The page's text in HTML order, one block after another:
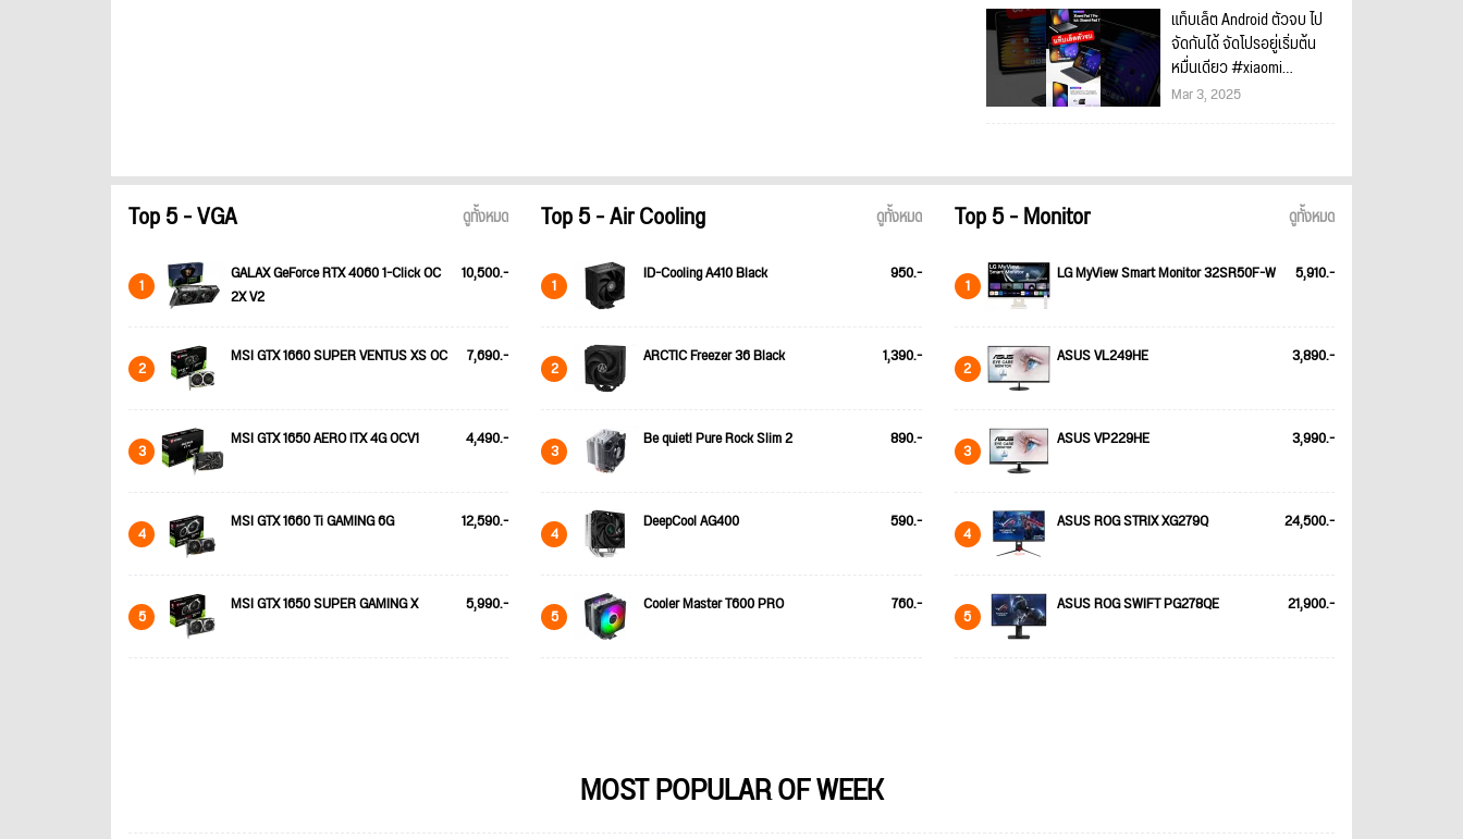
แท็บเล็ต Android ตัวจบ ไป
จัดกันได้ จัดโปรอยู่เริ่มต้น
หมื่นเดียว #xiaomi
#XiaomiPad7 #แท็บเล็ต
Mar 3, 2025
Top 5 - VGA ดูทั้งหมด
1
GALAX GeForce RTX 4060 1-Click OC
2X V2
10,500.-
2 MSI GTX 1660 SUPER VENTUS XS OC 7,690.-
3 MSI GTX 1650 AERO ITX 4G OCV1 4,490.-
4 MSI GTX 1660 Ti GAMING 6G 12,590.-
5 MSI GTX 1650 SUPER GAMING X 5,990.-
Top 5 - Air Cooling ดูทั้งหมด
1 ID-Cooling A410 Black 950.-
2 ARCTIC Freezer 36 Black 1,390.-
3 Be quiet! Pure Rock Slim 2 890.-
4 DeepCool AG400 590.-
5 Cooler Master T600 PRO 760.-
Top 5 - Monitor ดูทั้งหมด
1 LG MyView Smart Monitor 32SR50F-W 5,910.-
2 ASUS VL249HE 3,890.-
3 ASUS VP229HE 3,990.-
4 ASUS ROG STRIX XG279Q 24,500.-
5 ASUS ROG SWIFT PG278QE 21,900.-
MOST POPULAR OF WEEK